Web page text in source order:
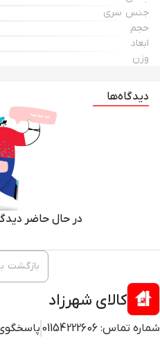
جنس سری
حجم
ابعاد
وزن
دیدگاه‌ها
در حال حاضر
کالای شهرزاد
شماره تماس: 01154222606
بازگشت